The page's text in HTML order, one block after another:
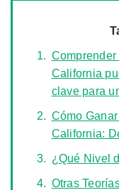
California
clave para
Cómo
California:
¿Qué Nivel
Otras